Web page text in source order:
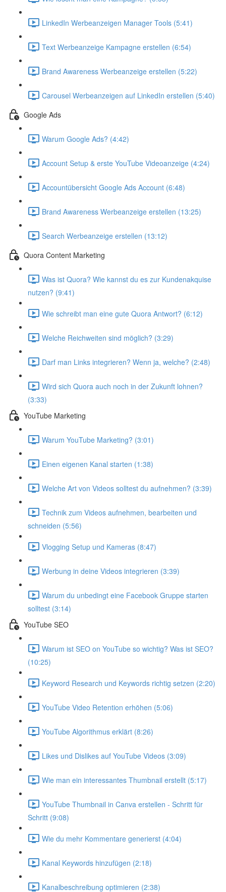
LinkedIn Werbeanzeigen Manager Tools (5:41)
Text Werbeanzeige Kampagne erstellen (6:54)
Brand Awareness Werbeanzeige erstellen (5:22)
Carousel Werbeanzeigen auf LinkedIn erstellen (5:40)
Google Ads
Warum Google Ads? (4:42)
Account Setup & erste YouTube Videoanzeige (4:24)
Accountübersicht Google Ads Account (6:48)
Brand Awareness Werbeanzeige erstellen (13:25)
Search Werbeanzeige erstellen (13:12)
Quora Content Marketing
Was ist Quora? Wie kannst du es zur Kundenakquise
nutzen? (9:41)
Wie schreibt man eine gute Quora Antwort? (6:12)
Welche Reichweiten sind möglich? (3:29)
Darf man Links integrieren? Wenn ja, welche? (2:48)
Wird sich Quora auch noch in der Zukunft lohnen?
(3:33)
YouTube Marketing
Warum YouTube Marketing? (3:01)
Einen eigenen Kanal starten (1:38)
Welche Art von Videos solltest du aufnehmen? (3:39)
Technik zum Videos aufnehmen, bearbeiten und
schneiden (5:56)
Vlogging Setup und Kameras (8:47)
Werbung in deine Videos integrieren (3:39)
Warum du unbedingt eine Facebook Gruppe starten
solltest (3:14)
YouTube SEO
Warum ist SEO on YouTube so wichtig? Was ist SEO?
(10:25)
Keyword Research und Keywords richtig setzen (2:20)
YouTube Video Retention erhöhen (5:06)
YouTube Algorithmus erklärt (8:26)
Likes und Dislikes auf YouTube Videos (3:09)
Wie man ein interessantes Thumbnail erstellt (5:17)
YouTube Thumbnail in Canva erstellen - Schritt für
Schritt (9:08)
Wie du mehr Kommentare generierst (4:04)
Kanal Keywords hinzufügen (2:18)
Kanalbeschreibung optimieren (2:38)